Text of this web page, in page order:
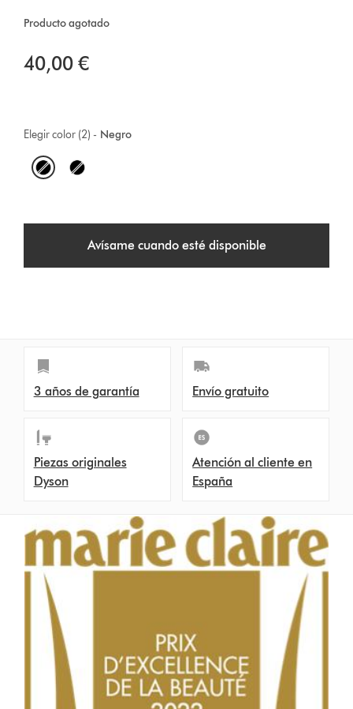
Producto agotado
40,00 €
Negro
Elegir color (2) -
O
t
Avísame cuando esté disponible
3 años de garantía Envío gratuito
Piezas originales
Dyson
Atención al cliente en
España